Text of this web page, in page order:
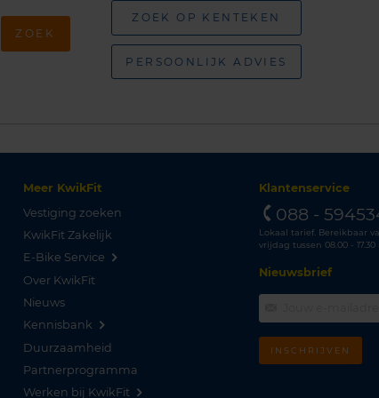
ZOEK
ZOEK OP KENTEKEN
PERSOONLIJK ADVIES
Meer KwikFit
Vestiging zoeken
KwikFit Zakelijk
E-Bike Service
Over KwikFit
Nieuws
Kennisbank
Duurzaamheid
Partnerprogramma
Werken bij KwikFit
Klantenservice
088 -
Lokaal tarief. Bereikbaar
vrijdag tussen 08.00 - 17.30
Nieuwsbrief
INSCHRIJVEN